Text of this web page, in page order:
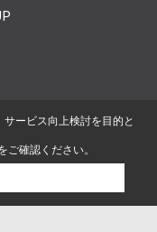
ービス向上検討を目的と
ご確認ください。